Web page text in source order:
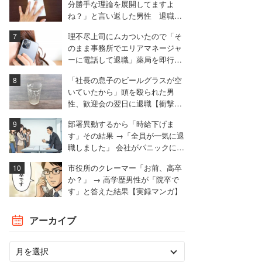
分勝手な理論を展開してますよ
ね？」と言い返した男性 退職届
理不尽上司にムカついたので「そ
のまま事務所でエリアマネージャ
ーに電話して退職」薬局を即行で
「社長の息子のビールグラスが空
いていたから」頭を殴られた男
性、歓迎会の翌日に退職【衝撃エ
部署異動するから「時給下げま
す」その結果 →「全員が一気に退
職しました」 会社がパニックに陥
市役所のクレーマー「お前、高卒
か？」 → 高学歴男性が「院卒で
す」と答えた結果【実録マンガ】
アーカイブ